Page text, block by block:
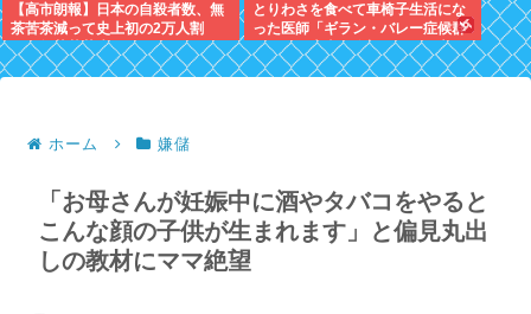
【高市朗報】日本の自殺者数、無
茶苦茶減って史上初の2万人割
れ。無茶苦茶生きやすい国になっ
てる件www
とりわさを食べて車椅子生活にな
った医師「ギラン・バレー症候群
になって本当に絶望。死んだ方が
良かったと思った」
ホーム 嫌儲
「お母さんが妊娠中に酒やタバコをやると
こんな顔の子供が生まれます」と偏見丸出
しの教材にママ絶望